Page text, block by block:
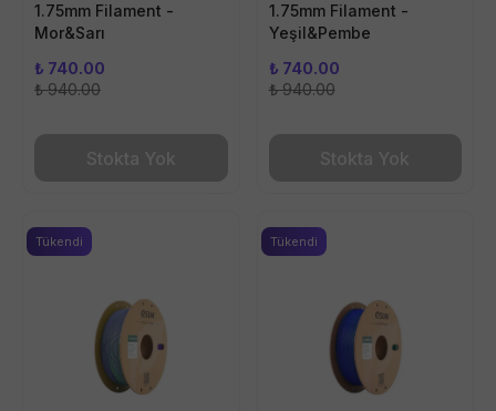
1.75mm Filament -
Mor&Sarı
₺ 740.00
₺ 940.00
Stokta Yok
1.75mm Filament -
Yeşil&Pembe
₺ 740.00
₺ 940.00
Stokta Yok
Tükendi Tükendi